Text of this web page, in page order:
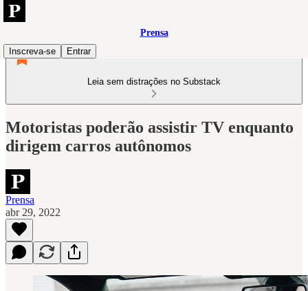
Prensa
Inscreva-se
Entrar
Leia sem distrações no Substack
Motoristas poderão assistir TV enquanto
dirigem carros autônomos
Prensa
abr 29, 2022